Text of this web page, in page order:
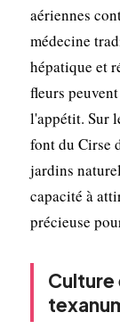
aériennes
médecine
hépatique et
fleurs
l'appétit. Sur
font du Cirse
jardins
capacité à
précieuse
Culture